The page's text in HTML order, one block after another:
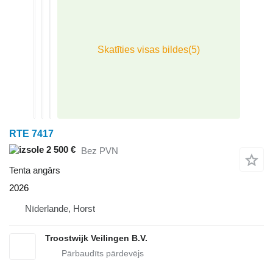
RTE 7417
2 500 € Bez PVN
Tenta angārs
2026
Nīderlande, Horst
Troostwijk Veilingen B.V.